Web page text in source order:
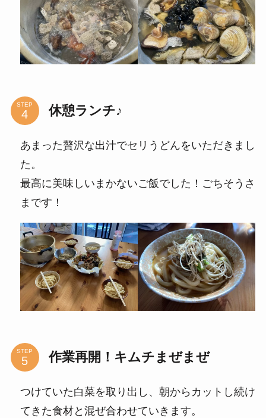
STEP 休憩ランチ♪
あまった贅沢な出汁でセリうどんをいただきまし
た。
最高に美味しいまかないご飯でした！ごちそうさ
まです！
STEP 作業再開！キムチまぜまぜ
つけていた白菜を取り出し、朝からカットし続け
てきた食材と混ぜ合わせていきます。